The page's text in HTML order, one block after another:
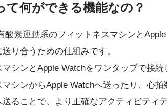
て何ができる機能なの？
酸素運動系のフィットネスマシンと
り合うための仕組みです。
マシンとApple Watchをワンタップで接
シンからApple Watchへ送ったり、心
ることで、より正確なアクティビティ